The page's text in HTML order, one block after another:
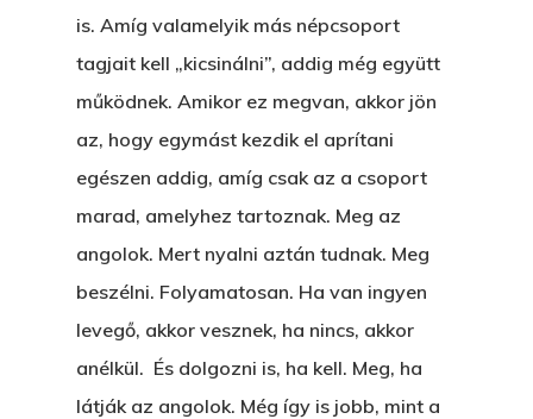
is. Amíg valamelyik más népcsoport
tagjait kell „kicsinálni”, addig még együtt
működnek. Amikor ez megvan, akkor jön
az, hogy egymást kezdik el aprítani
egészen addig, amíg csak az a csoport
marad, amelyhez tartoznak. Meg az
angolok. Mert nyalni aztán tudnak. Meg
beszélni. Folyamatosan. Ha van ingyen
levegő, akkor vesznek, ha nincs, akkor
anélkül. És dolgozni is, ha kell. Meg, ha
látják az angolok. Még így is jobb, mint a
FELICITÁ
Betli
VOLT EGYSZER EGY
ÁRULÓ!
A Kaszinó
AZ IGAZI AJÁNDÉK
Párizs És Újra MI
Manhattan, NY
T:+216 (0)40 3629
E: